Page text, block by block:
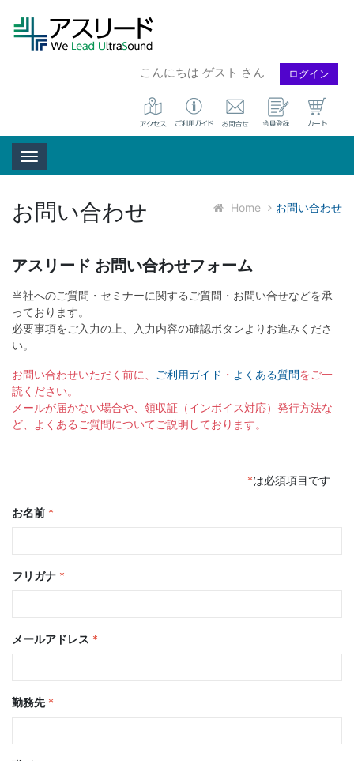
こんにちは ゲスト さん ログイン
Toggle navigation
お問い合わせ Home お問い合わせ
アスリード お問い合わせフォーム
当社へのご質問・セミナーに関するご質問・お問い合せなどを承
っております。
必要事項をご入力の上、入力内容の確認ボタンよりお進みくださ
い。
お問い合わせいただく前に、 ご利用ガイド ・ よくある質問をご一
読ください。
メールが届かない場合や、領収証（インボイス対応）発行方法な
ど、よくあるご質問についてご説明しております。
*は必須項目です
お名前 *
フリガナ *
メールアドレス *
勤務先 *